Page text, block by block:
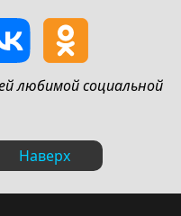
любимой социальной
Наверх